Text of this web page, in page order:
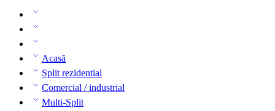
Acasă
Split rezidential
Comercial / industrial
Multi-Split